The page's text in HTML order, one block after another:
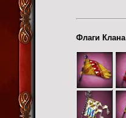
Флаги Клана